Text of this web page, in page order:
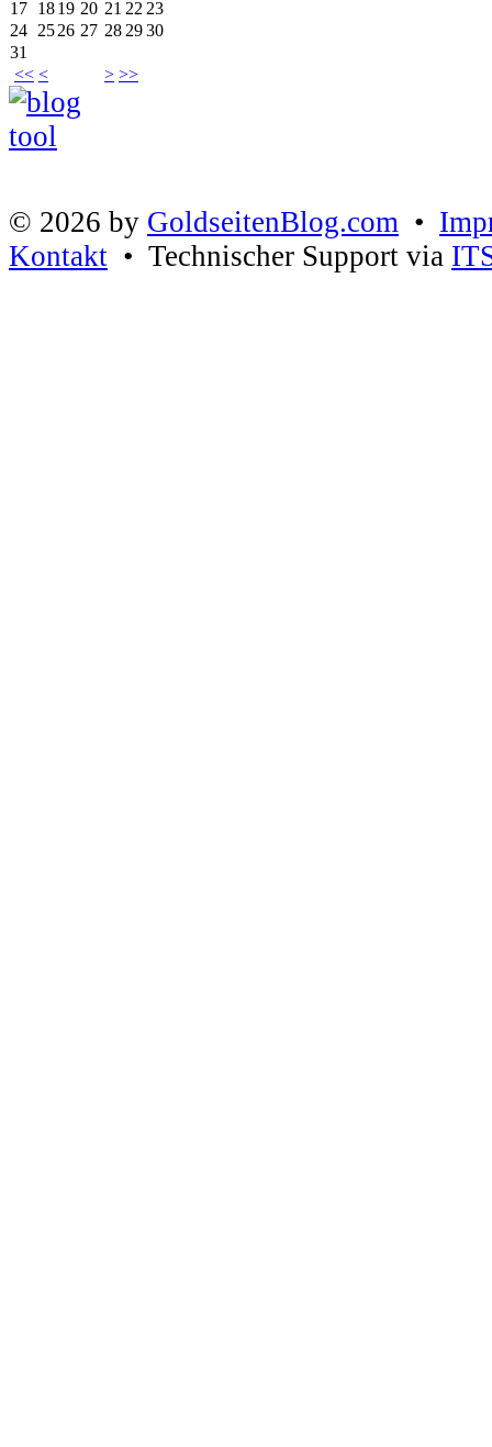
<< < > >>
17 1819 20 21 22 23
24 2526 27 28 2930
31
© 2026 by GoldseitenBlog.com •
Kontakt • Technischer Support via